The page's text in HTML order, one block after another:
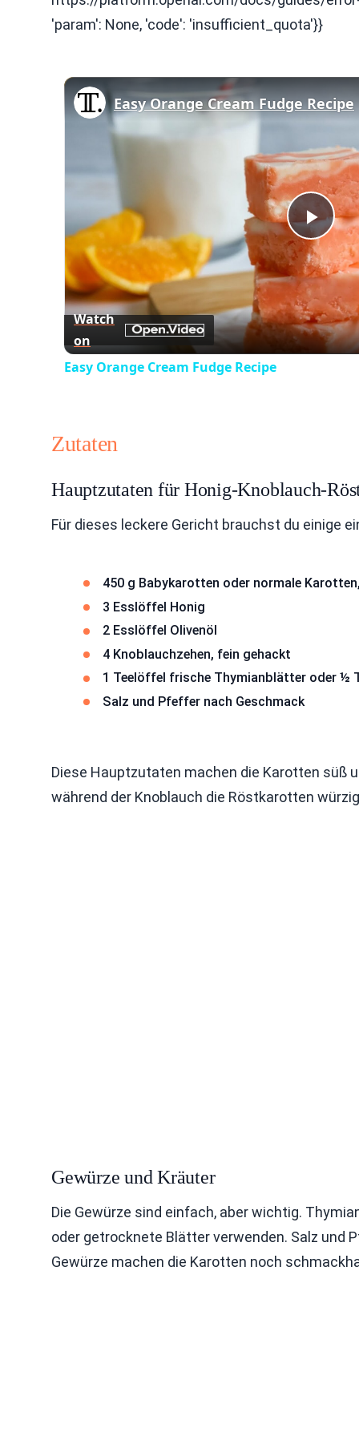
'param': None, 'code': 'insufficient_quota'}}
Play
Easy Orange Cream Fudge Recipe
Watch
on
Easy Orange Cream Fudge Recipe
Zutaten
Hauptzutaten für Honig-Knoblauch-
Für dieses leckere Gericht brauchst du einige
450 g Babykarotten oder normale
3 Esslöffel Honig
2 Esslöffel Olivenöl
4 Knoblauchzehen, fein gehackt
1 Teelöffel frische Thymianblätter oder ½
Salz und Pfeffer nach Geschmack
Diese Hauptzutaten machen die Karotten süß
während der Knoblauch die Röstkarotten
Gewürze und Kräuter
Die Gewürze sind einfach, aber wichtig.
oder getrocknete Blätter verwenden. Salz und
Gewürze machen die Karotten noch